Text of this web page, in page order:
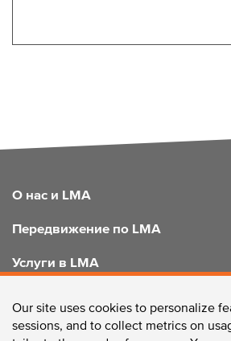
FOOTER
О нас и LMA
Передвижение по LMA
Услуги в LMA
Our site uses cookies to personalize
sessions, and to collect metrics on